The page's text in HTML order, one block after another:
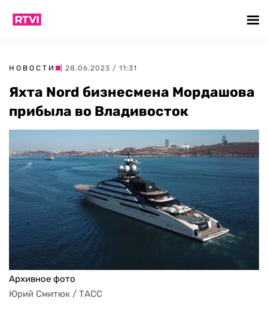
НОВОСТИ | 28.06.2023 / 11:31
Яхта Nord бизнесмена Мордашова
прибыла во Владивосток
Архивное фото
Юрий Смитюк / ТАСС